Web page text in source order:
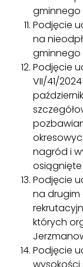
gminnego
Podjęcie
na
gminnego
Podjęcie
VII/41/
nagród i
Podjęcie
na
których
Podjęcie